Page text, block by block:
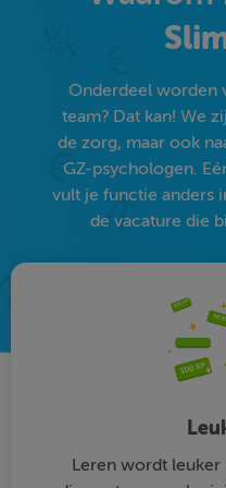
Onderdeel worden
team? Dat kan! We
de zorg, maar ook
GZ-psychologen.
vult je functie anders
de vacature die
Leren wordt leuker